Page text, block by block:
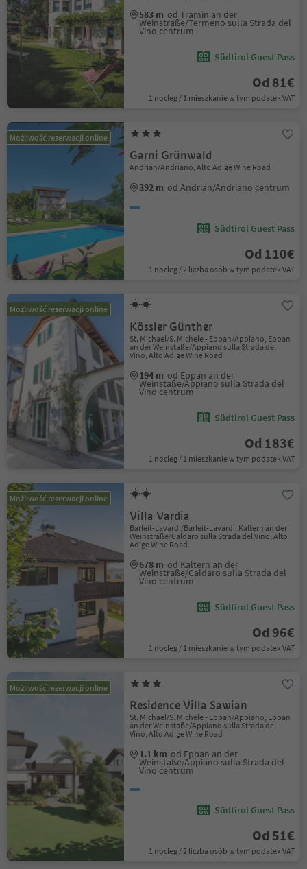
583 m od Tramin an der
Weinstraße/Termeno sulla Strada del
Vino centrum
Südtirol Guest Pass
Od 81€
1 nocleg / 1 mieszkanie w tym podatek VAT
Możliwość rezerwacji online
Garni Grünwald
Andrian/Andriano, Alto Adige Wine Road
392 m od Andrian/Andriano centrum
Südtirol Guest Pass
Od 110€
1 nocleg / 2 liczba osób w tym podatek VAT
Możliwość rezerwacji online
Kössler Günther
St. Michael/S. Michele - Eppan/Appiano, Eppan
an der Weinstaße/Appiano sulla Strada del
Vino, Alto Adige Wine Road
194 m od Eppan an der
Weinstaße/Appiano sulla Strada del
Vino centrum
Südtirol Guest Pass
Od 183€
1 nocleg / 1 mieszkanie w tym podatek VAT
Możliwość rezerwacji online
Villa Vardia
Barleit-Lavardi/Barleit-Lavardi, Kaltern an der
Weinstraße/Caldaro sulla Strada del Vino, Alto
Adige Wine Road
678 m od Kaltern an der
Weinstraße/Caldaro sulla Strada del
Vino centrum
Südtirol Guest Pass
Od 96€
1 nocleg / 1 mieszkanie w tym podatek VAT
Możliwość rezerwacji online
Residence Villa Sawian
St. Michael/S. Michele - Eppan/Appiano, Eppan
an der Weinstaße/Appiano sulla Strada del
Vino, Alto Adige Wine Road
1.1 km od Eppan an der
Weinstaße/Appiano sulla Strada del
Vino centrum
Südtirol Guest Pass
Od 51€
1 nocleg / 2 liczba osób w tym podatek VAT